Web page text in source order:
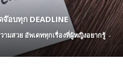
อบทุก DEADLINE
ามสวย อัพเดททุกเรื่องที่ผู้หญิงอยากรู้ -